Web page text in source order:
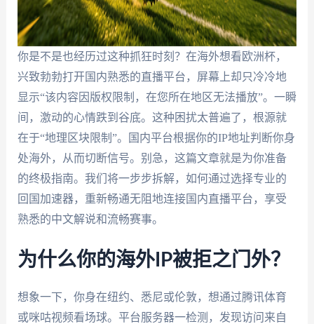
你是不是也经历过这种抓狂时刻？在海外想看欧洲杯，
兴致勃勃打开国内熟悉的直播平台，屏幕上却只冷冷地
显示“该内容因版权限制，在您所在地区无法播放”。一瞬
间，激动的心情跌到谷底。这种困扰太普遍了，根源就
在于“地理区块限制”。国内平台根据你的IP地址判断你身
处海外，从而切断信号。别急，这篇文章就是为你准备
的终极指南。我们将一步步拆解，如何通过选择专业的
回国加速器，重新畅通无阻地连接国内直播平台，享受
熟悉的中文解说和流畅赛事。
为什么你的海外IP被拒之门外？
想象一下，你身在纽约、悉尼或伦敦，想通过腾讯体育
或咪咕视频看场球。平台服务器一检测，发现访问来自